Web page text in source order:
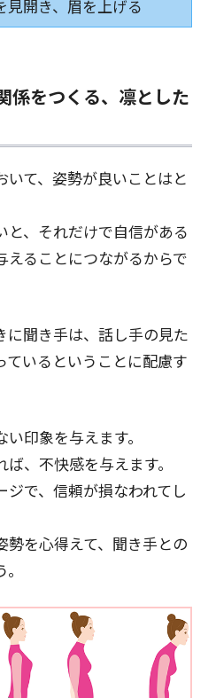
見開き、眉を上げる
係をつくる、凛とした
いて、姿勢が良いことはと
と、それだけで自信がある
えることにつながるからで
に聞き手は、話し手の見た
ているということに配慮す
印象を与えます。
、不快感を与えます。
ジで、信頼が損なわれてし
勢を心得えて、聞き手との